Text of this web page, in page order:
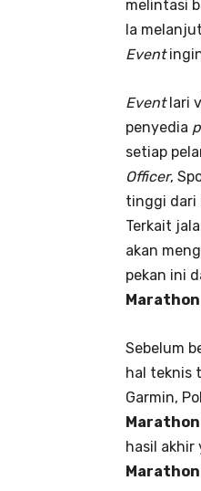
melintasi
Ia
Event
Eventlari
penyedia
setiap
Officer,
tinggi dari
Terkait
akan
pekan ini
Marathon
Sebelum
hal teknis
Garmin,
Marathon
hasil akhir
Marathon